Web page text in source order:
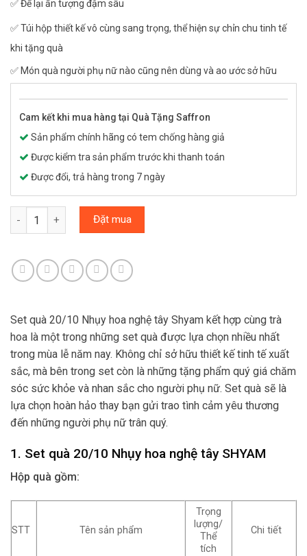
✅ Để lại ấn tượng đậm sâu
✅ Túi hộp thiết kế vô cùng sang trọng, thể hiện sự chỉn chu tinh tế
khi tặng quà
✅ Món quà người phụ nữ nào cũng nên dùng và ao ước sở hữu
Cam kết khi mua hàng tại Quà Tặng Saffron
Sản phẩm chính hãng có tem chống hàng giả
Được kiểm tra sản phẩm trước khi thanh toán
Được đổi, trả hàng trong 7 ngày
Hộp quà 20/10 Nhụy hoa nghệ tây SHYAM & Trà hoa số lượng
Đặt mua
Set quà 20/10 Nhụy hoa nghệ tây Shyam kết hợp cùng trà
hoa là một trong những set quà được lựa chọn nhiều nhất
trong mùa lễ năm nay. Không chỉ sở hữu thiết kế tinh tế xuất
sắc, mà bên trong set còn là những tặng phẩm quý giá chăm
sóc sức khỏe và nhan sắc cho người phụ nữ. Set quà sẽ là
lựa chọn hoàn hảo thay bạn gửi trao tình cảm yêu thương
đến những người phụ nữ trân quý.
1. Set quà 20/10 Nhụy hoa nghệ tây SHYAM
Hộp quà gồm:
STT Tên sản phẩm
Trọng
lượng/
Thể
tích
Chi tiết